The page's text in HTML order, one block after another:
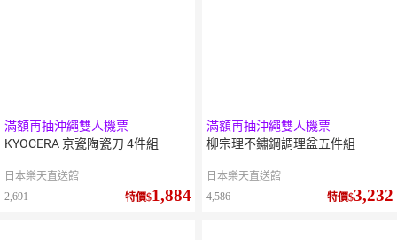
滿額再抽沖繩雙人機票
KYOCERA 京瓷陶瓷刀 4件組
日本樂天直送館
2,691
特價 1,884
滿額再抽沖繩雙人機票
柳宗理不鏽鋼調理盆五件組
日本樂天直送館
4,586
特價 3,232